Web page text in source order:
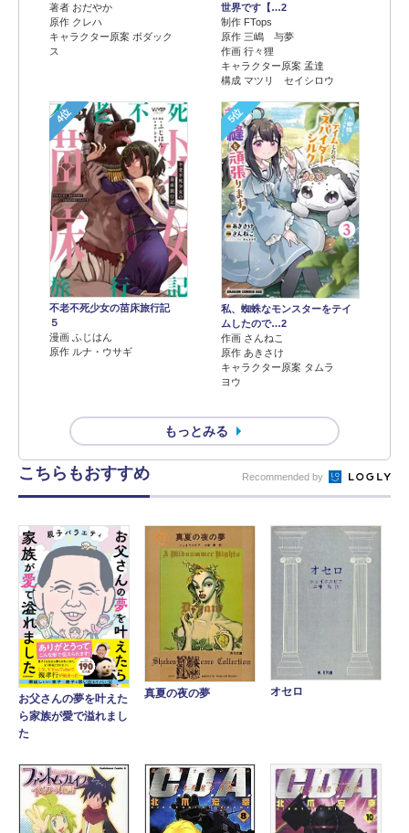
著者 おだやか
原作 クレハ
キャラクター原案 ボダック
ス
世界です【…2
制作 FTops
原作 三嶋 与夢
作画 行々狸
キャラクター原案 孟達
構成 マツリ セイシロウ
4位
不老不死少女の苗床旅行記
５
漫画 ふじはん
原作 ルナ・ウサギ
5位
私、蜘蛛なモンスターをテイ
ムしたので…2
作画 さんねこ
原作 あきさけ
キャラクター原案 タムラ
ヨウ
もっとみる
こちらもおすすめ Recommended by
お父さんの夢を叶えた
ら家族が愛で溢れまし
た
真夏の夜の夢 オセロ